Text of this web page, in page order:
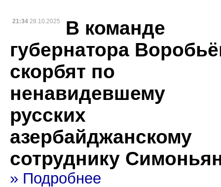
21:34 28.10.2025
В команде
губернатора
скорбят по
ненавидевшему
русских
азербайджанскому
сотруднику
» Подробнее